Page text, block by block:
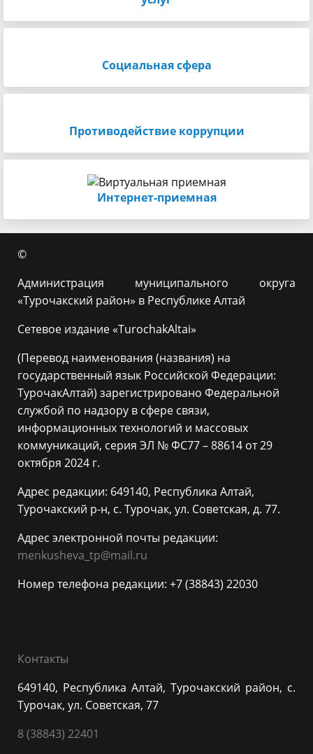
Социальная сфера
Противодействие коррупции
Интернет-приемная
©
Администрация муниципального округа
«Турочакский район» в Республике Алтай
Сетевое издание «TurochakAltai»
(Перевод наименования (названия) на
государственный язык Российской Федерации:
ТурочакАлтай) зарегистрировано Федеральной
службой по надзору в сфере связи,
информационных технологий и массовых
коммуникаций, серия ЭЛ № ФС77 – 88614 от 29
октября 2024 г.
Адрес редакции: 649140, Республика Алтай,
Турочакский р-н, с. Турочак, ул. Советская, д. 77.
Адрес электронной почты редакции:
menkusheva_tp@mail.ru
Номер телефона редакции: +7 (38843) 22030
Контакты
649140, Республика Алтай, Турочакский район, с.
Турочак, ул. Советская, 77
8 (38843) 22401